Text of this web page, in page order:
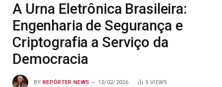
A Urna Eletrônica Brasileira:
Engenharia de Segurança e
Criptografia a Serviço da
Democracia
BY REPÓRTER NEWS 12/02/2026 5 VIEWS